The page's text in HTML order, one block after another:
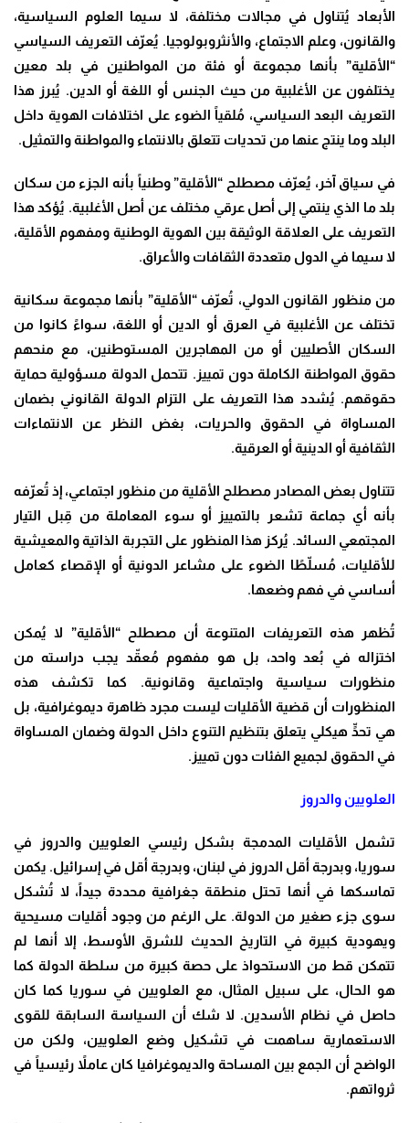
الأبعاد يُتناول في مجالات مختلفة، لا سيما العلوم السياسية،
والقانون، وعلم الاجتماع، والأنثروبولوجيا. يُعرّف التعريف السياسي
“الأقلية” بأنها مجموعة أو فئة من المواطنين في بلد معين
يختلفون عن الأغلبية من حيث الجنس أو اللغة أو الدين. يُبرز هذا
التعريف البعد السياسي، مُلقياً الضوء على اختلافات الهوية داخل
البلد وما ينتج عنها من تحديات تتعلق بالانتماء والمواطنة والتمثيل.
في سياق آخر، يُعرّف مصطلح “الأقلية” وطنياً بأنه الجزء من سكان
بلد ما الذي ينتمي إلى أصل عرقي مختلف عن أصل الأغلبية. يُؤكد هذا
التعريف على العلاقة الوثيقة بين الهوية الوطنية ومفهوم الأقلية،
لا سيما في الدول متعددة الثقافات والأعراق.
من منظور القانون الدولي، تُعرّف “الأقلية” بأنها مجموعة سكانية
تختلف عن الأغلبية في العرق أو الدين أو اللغة، سواءً كانوا من
السكان الأصليين أو من المهاجرين المستوطنين، مع منحهم
حقوق المواطنة الكاملة دون تمييز. تتحمل الدولة مسؤولية حماية
حقوقهم. يُشدد هذا التعريف على التزام الدولة القانوني بضمان
المساواة في الحقوق والحريات، بغض النظر عن الانتماءات
الثقافية أو الدينية أو العرقية.
تتناول بعض المصادر مصطلح الأقلية من منظور اجتماعي، إذ تُعرّفه
بأنه أي جماعة تشعر بالتمييز أو سوء المعاملة من قِبل التيار
المجتمعي السائد. يُركز هذا المنظور على التجربة الذاتية والمعيشية
للأقليات، مُسلّطًا الضوء على مشاعر الدونية أو الإقصاء كعامل
أساسي في فهم وضعها.
تُظهر هذه التعريفات المتنوعة أن مصطلح “الأقلية” لا يُمكن
اختزاله في بُعد واحد، بل هو مفهوم مُعقّد يجب دراسته من
منظورات سياسية واجتماعية وقانونية. كما تكشف هذه
المنظورات أن قضية الأقليات ليست مجرد ظاهرة ديموغرافية، بل
هي تحدٍّ هيكلي يتعلق بتنظيم التنوع داخل الدولة وضمان المساواة
في الحقوق لجميع الفئات دون تمييز.
العلويين والدروز
تشمل الأقليات المدمجة بشكل رئيسي العلويين والدروز في
سوريا، وبدرجة أقل الدروز في لبنان، وبدرجة أقل في إسرائيل. يكمن
تماسكها في أنها تحتل منطقة جغرافية محددة جيداً، لا تُشكل
سوى جزء صغير من الدولة. على الرغم من وجود أقليات مسيحية
ويهودية كبيرة في التاريخ الحديث للشرق الأوسط، إلا أنها لم
تتمكن قط من الاستحواذ على حصة كبيرة من سلطة الدولة كما
هو الحال، على سبيل المثال، مع العلويين في سوريا كما كان
حاصل في نظام الأسدين. لا شك أن السياسة السابقة للقوى
الاستعمارية ساهمت في تشكيل وضع العلويين، ولكن من
الواضح أن الجمع بين المساحة والديموغرافيا كان عاملاً رئيسياً في
ثرواتهم.